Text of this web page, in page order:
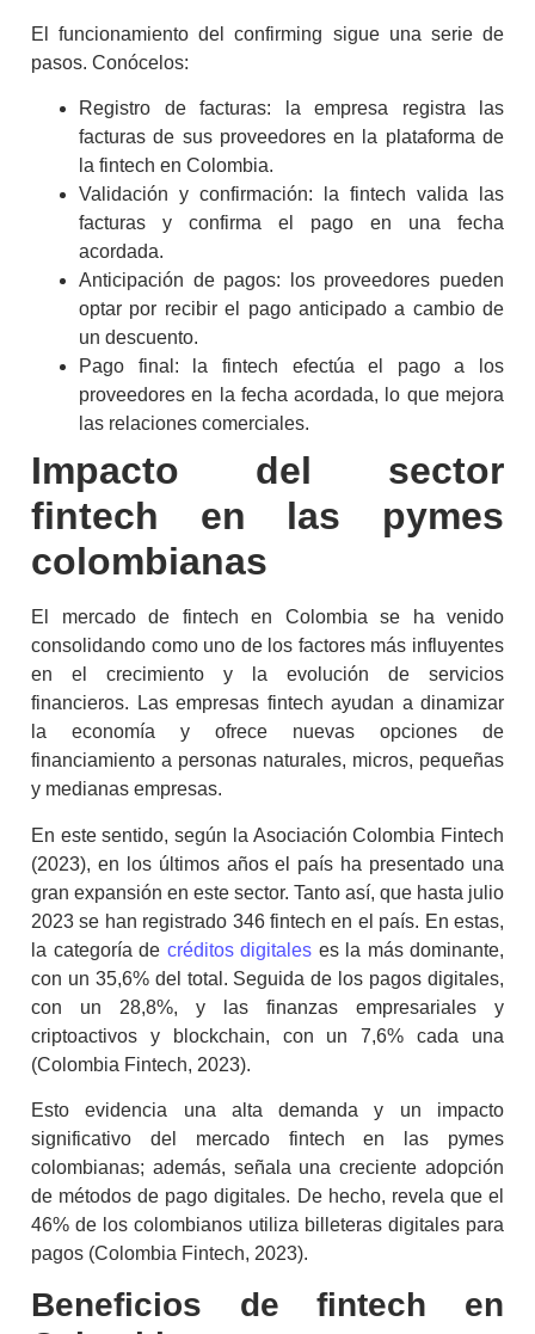
El funcionamiento delconfirming sigue una serie de
pasos. Conócelos:
Registro de facturas: la empresa registra las
facturas de sus proveedores en la plataforma de
la fintech en Colombia.
Validación y confirmación: la fintech valida las
facturas y confirma el pago en una fecha
acordada.
Anticipación de pagos: los proveedores pueden
optar por recibir el pago anticipado a cambio de
un descuento.
Pago final: la fintech efectúa el pago a los
proveedores en la fecha acordada, lo que mejora
las relaciones comerciales.
Impacto del sector
fintech en las pymes
colombianas
El mercado de fintech en Colombia se ha venido
consolidando como uno de los factores más influyentes
en el crecimiento y la evolución de servicios
financieros. Las empresas fintech ayudan a dinamizar
la economía y ofrece nuevas opciones de
financiamiento a personas naturales, micros, pequeñas
y medianas empresas.
En este sentido, según la Asociación Colombia Fintech
(2023), en los últimos años el país ha presentado una
gran expansión en este sector. Tanto así, que hasta julio
2023 se han registrado 346 fintech en el país. En estas,
la categoría de créditos digitales es la más dominante,
con un 35,6% del total. Seguida de los pagos digitales,
con un 28,8%, y las finanzas empresariales y
criptoactivos y
blockchain, con un 7,6% cada una
(Colombia Fintech, 2023).
Esto evidencia una alta demanda y un impacto
significativo del mercado fintech en las pymes
colombianas; además, señala una creciente adopción
de métodos de pago digitales. De hecho, revela que el
46% de los colombianos utiliza billeteras digitales para
pagos (Colombia Fintech, 2023).
Beneficios defintech en